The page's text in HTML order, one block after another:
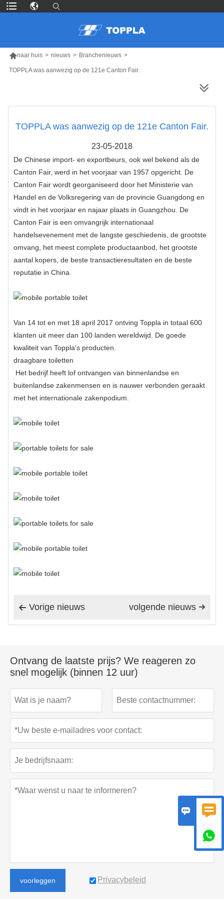
naar huis > nieuws > Branchenieuws >
TOPPLA was aanwezig op de 121e Canton Fair.
TOPPLA was aanwezig op de 121e Canton Fair.
23-05-2018
De Chinese import- en exportbeurs, ook wel bekend als de
Canton Fair, werd in het voorjaar van 1957 opgericht. De
Canton Fair wordt georganiseerd door het Ministerie van
Handel en de Volksregering van de provincie Guangdong en
vindt in het voorjaar en najaar plaats in Guangzhou. De
Canton Fair is een omvangrijk internationaal
handelsevenement met de langste geschiedenis, de grootste
omvang, het meest complete productaanbod, het grootste
aantal kopers, de beste transactieresultaten en de beste
reputatie in China.
Van 14 tot en met 18 april 2017 ontving Toppla in totaal 600
klanten uit meer dan 100 landen wereldwijd. De goede
kwaliteit van Toppla's producten.
draagbare toiletten
Het bedrijf heeft lof ontvangen van binnenlandse en
buitenlandse zakenmensen en is nauwer verbonden geraakt
met het internationale zakenpodium.
 Vorige nieuws 
volgende nieuws
Ontvang de laatste prijs? We reageren zo
snel mogelijk (binnen 12 uur)
voorleggen Privacybeleid
 
